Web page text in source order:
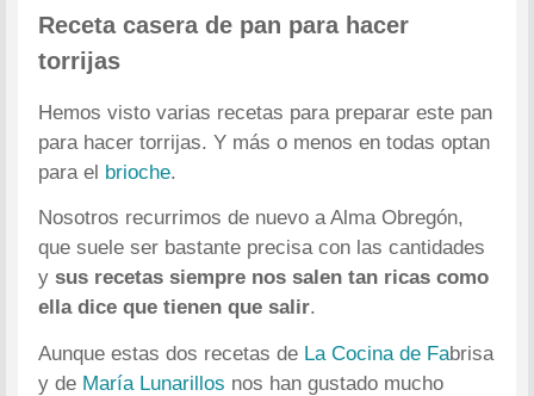
Receta casera de pan para hacer
torrijas
Hemos visto varias recetas para preparar este pan
para hacer torrijas. Y más o menos en todas optan
para el brioche.
Nosotros recurrimos de nuevo a Alma Obregón,
que suele ser bastante precisa con las cantidades
ysus recetas siempre nos salen tan ricas como
ella dice que tienen que salir.
Aunque estas dos recetas de La Cocina de Fabrisa
y de María Lunarillos nos han gustado mucho